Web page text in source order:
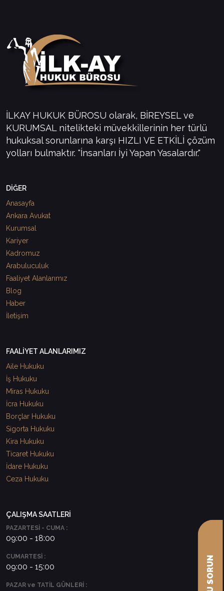
İLKAY HUKUK BÜROSU olarak, BİREYSEL ve
KURUMSAL nitelikteki müvekkillerinin her türlü
hukuksal sorunlarına karşı HIZLI VE ETKİLİ çözüm
yolları bulmaktır. "İnsanları İyi Yapan Yasalardır."
DİĞER
Anasayfa
Ankara Avukat
Kurumsal
Kariyer
Kadromuz
Arabuluculuk
Faaliyet Alanlarımız
Blog
Haber
İletişim
FAALİYET ALANLARIMIZ
Aile Hukuku
İş Hukuku
Miras Hukuku
İcra Hukuku
Borçlar Hukuku
Sigorta Hukuku
Kira Hukuku
Ticaret Hukuku
İdare Hukuku
Ceza Hukuku
ÇALIŞMA SAATLERİ
PAZARTESİ - CUMA :
09:00 - 18:00
CUMARTESİ :
09:00 - 15:00
PAZAR ve TATİL GÜNLERİ :